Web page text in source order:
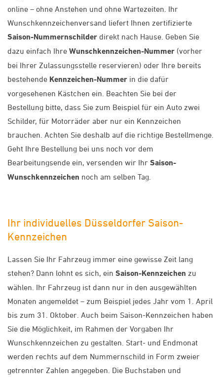
online – ohne Anstehen und ohne Wartezeiten. Ihr
Wunschkennzeichenversand liefert Ihnen zertifizierte
Saison-Nummernschilder direkt nach Hause. Geben Sie
dazu einfach Ihre Wunschkennzeichen-Nummer (vorher
bei Ihrer Zulassungsstelle reservieren) oder Ihre bereits
bestehende Kennzeichen-Nummer in die dafür
vorgesehenen Kästchen ein. Beachten Sie bei der
Bestellung bitte, dass Sie zum Beispiel für ein Auto zwei
Schilder, für Motorräder aber nur ein Kennzeichen
brauchen. Achten Sie deshalb auf die richtige Bestellmenge.
Geht Ihre Bestellung bei uns noch vor dem
Bearbeitungsende ein, versenden wir Ihr Saison-
Wunschkennzeichen noch am selben Tag.
Ihr individuelles Düsseldorfer Saison-
Kennzeichen
Lassen Sie Ihr Fahrzeug immer eine gewisse Zeit lang
stehen? Dann lohnt es sich, ein Saison-Kennzeichen zu
wählen. Ihr Fahrzeug ist dann nur in den ausgewählten
Monaten angemeldet – zum Beispiel jedes Jahr vom 1. April
bis zum 31. Oktober. Auch beim Saison-Kennzeichen haben
Sie die Möglichkeit, im Rahmen der Vorgaben Ihr
Wunschkennzeichen zu gestalten. Start- und Endmonat
werden rechts auf dem Nummernschild in Form zweier
getrennter Zahlen angegeben. Die Buchstaben und